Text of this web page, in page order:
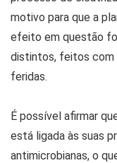
motivo para que a
efeito em questão
distintos, feitos com
feridas.
É possível afirmar
está ligada às suas
antimicrobianas, o